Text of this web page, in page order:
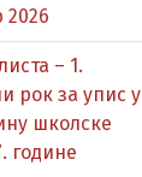
2026
– 1.
рок за упис у
школске
године